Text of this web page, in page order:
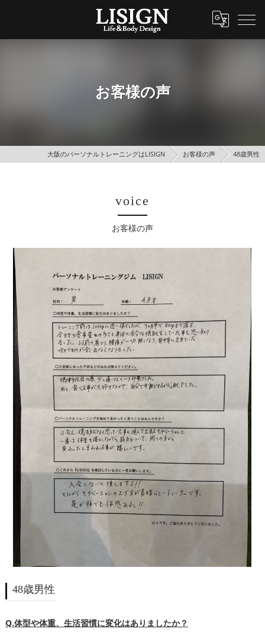
お客様の声
大阪のパーソナルトレーニングはLISIGN お客様の声 48歳男性
お客様の声
voice
48歳男性
Q.体型や体重、生活習慣に変化はありましたか？